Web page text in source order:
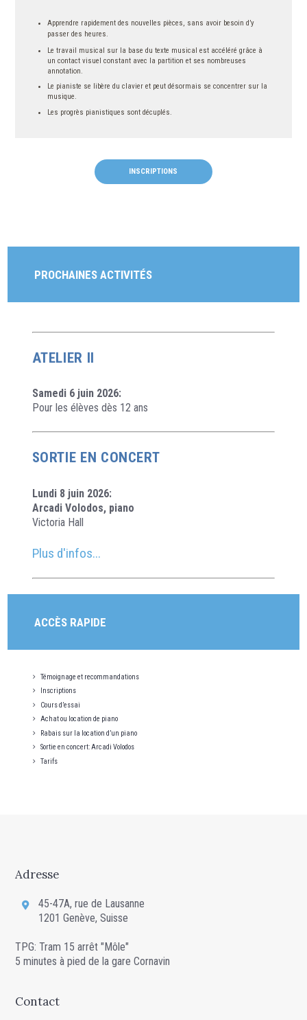
Apprendre rapidement des nouvelles pièces, sans avoir besoin d’y
passer des heures.
Le travail musical sur la base du texte musical est accéléré grâce à
un contact visuel constant avec la partition et ses nombreuses
annotation.
Le pianiste se libère du clavier et peut désormais se concentrer sur la
musique.
Les progrès pianistiques sont décuplés.
INSCRIPTIONS
PROCHAINES ACTIVITÉS
ATELIER II
Samedi 6 juin 2026:
Pour les élèves dès 12 ans
SORTIE EN CONCERT
Lundi 8 juin 2026:
Arcadi Volodos, piano
Victoria Hall
Plus d'infos...
ACCÈS RAPIDE
Témoignage et recommandations
Inscriptions
Cours d’essai
Achat ou location de piano
Rabais sur la location d’un piano
Sortie en concert: Arcadi Volodos
Tarifs
Adresse
45-47A, rue de Lausanne
1201 Genève, Suisse
TPG: Tram 15 arrêt "Môle"
5 minutes à pied de la gare Cornavin
Contact